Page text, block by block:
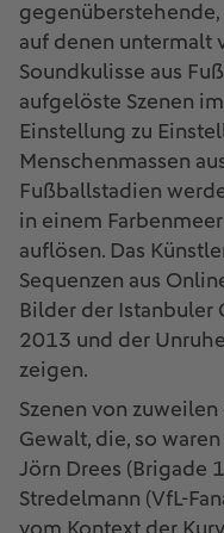
gegenüberstehende,
auf denen untermalt
Soundkulisse aus
aufgelöste Szenen
Einstellung zu
Menschenmassen
Fußballstadien
in einem
auflösen. Das
Sequenzen aus
Bilder der Istanbuler
2013 und der
zeigen.
Szenen von
Gewalt, die, so
Jörn Drees (Brigade
Stredelmann (VfL-